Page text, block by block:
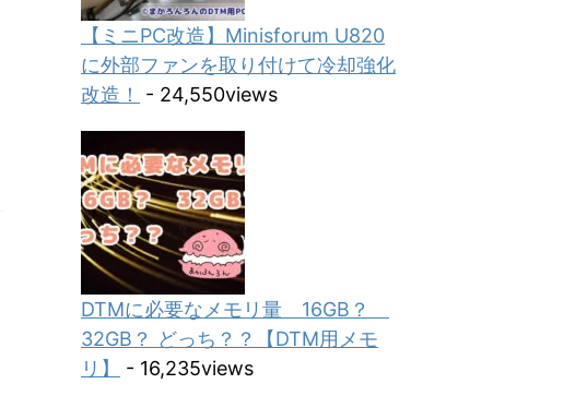
【ミニPC改造】Minisforum U820
に外部ファンを取り付けて冷却強化
改造！
- 24,550views
DTMに必要なメモリ量 16GB？
32GB？ どっち？？【DTM用メモ
リ】
- 16,235views